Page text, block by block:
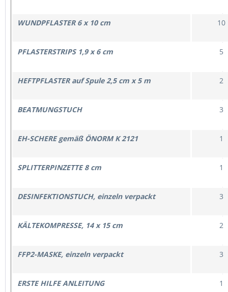
WUNDPFLASTER 6 x 10 cm 10
PFLASTERSTRIPS 1,9 x 6 cm 5
HEFTPFLASTER auf Spule 2,5 cm x 5 m 2
BEATMUNGSTUCH 3
EH-SCHERE gemäß ÖNORM K 2121 1
SPLITTERPINZETTE 8 cm 1
DESINFEKTIONSTUCH, einzeln verpackt 3
KÄLTEKOMPRESSE, 14 x 15 cm 2
FFP2-MASKE, einzeln verpackt 3
ERSTE HILFE ANLEITUNG 1